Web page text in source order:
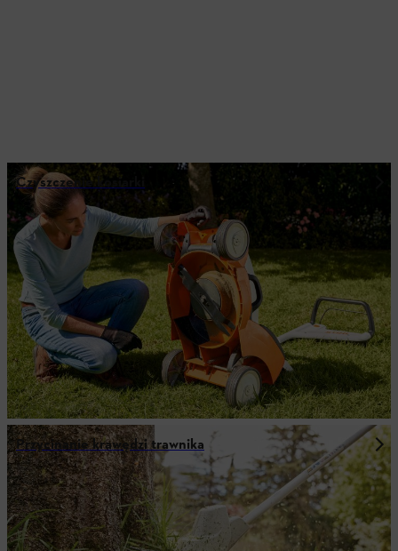
Czyszczenie kosiarki
Przycinanie krawędzi trawnika